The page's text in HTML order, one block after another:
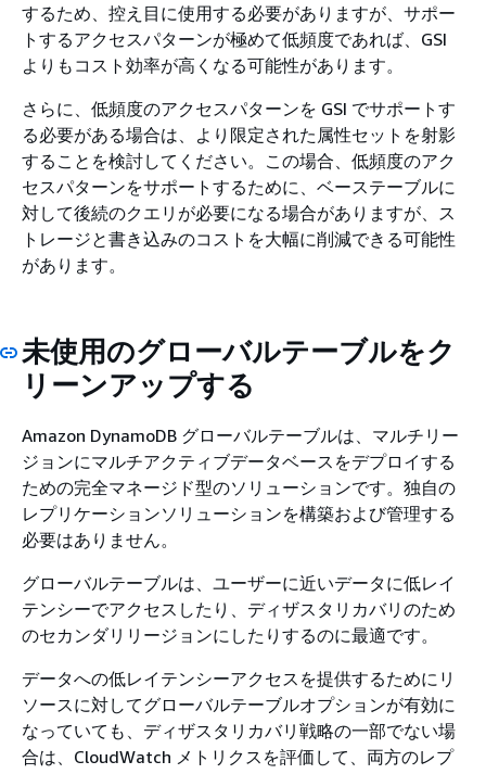
するため、控え目に使用する必要がありますが、サポー
トするアクセスパターンが極めて低頻度であれば、GSI
よりもコスト効率が高くなる可能性があります。
さらに、低頻度のアクセスパターンを GSI でサポートす
る必要がある場合は、より限定された属性セットを射影
することを検討してください。この場合、低頻度のアク
セスパターンをサポートするために、ベーステーブルに
対して後続のクエリが必要になる場合がありますが、ス
トレージと書き込みのコストを大幅に削減できる可能性
があります。
未使用のグローバルテーブルをク
リーンアップする
Amazon DynamoDB グローバルテーブルは、マルチリー
ジョンにマルチアクティブデータベースをデプロイする
ための完全マネージド型のソリューションです。独自の
レプリケーションソリューションを構築および管理する
必要はありません。
グローバルテーブルは、ユーザーに近いデータに低レイ
テンシーでアクセスしたり、ディザスタリカバリのため
のセカンダリリージョンにしたりするのに最適です。
データへの低レイテンシーアクセスを提供するためにリ
ソースに対してグローバルテーブルオプションが有効に
なっていても、ディザスタリカバリ戦略の一部でない場
合は、CloudWatch メトリクスを評価して、両方のレプ